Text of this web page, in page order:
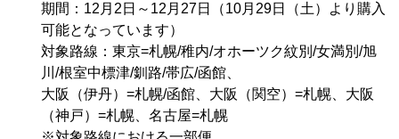
期間：12月2日～12月27日（10月29日（土）より購入
可能となっています）
対象路線：東京=札幌/稚内/オホーツク紋別/女満別/旭
川/根室中標津/釧路/帯広/函館、
大阪（伊丹）=札幌/函館、大阪（関空）=札幌、大阪
（神戸）=札幌、名古屋=札幌